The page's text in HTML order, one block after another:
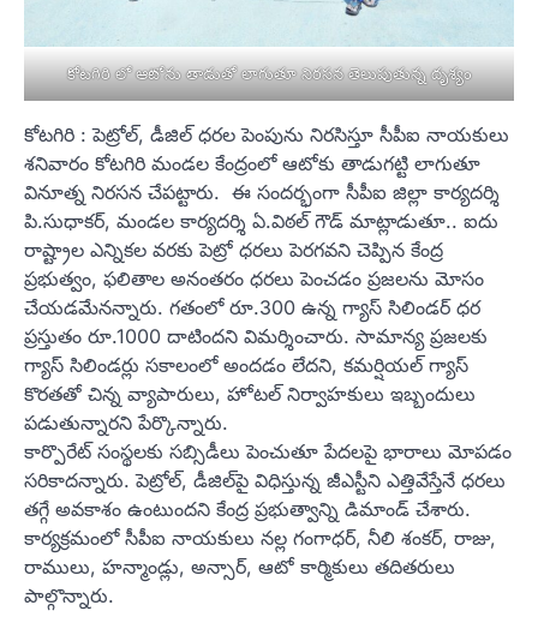
కోటగిరి లో ఆటోను తాడుతో లాగుతూ నిరసన తెలుపుతున్న దృశ్యం
కోటగిరి : పెట్రోల్, డీజిల్ ధరల పెంపును నిరసిస్తూ సీపీఐ నాయకులు
శనివారం కోటగిరి మండల కేంద్రంలో ఆటోకు తాడుగట్టి లాగుతూ
వినూత్న నిరసన చేపట్టారు. ఈ సందర్భంగా సీపీఐ జిల్లా కార్యదర్శి
పి.సుధాకర్, మండల కార్యదర్శి ఏ.విఠల్ గౌడ్ మాట్లాడుతూ.. ఐదు
రాష్ట్రాల ఎన్నికల వరకు పెట్రో ధరలు పెరగవని చెప్పిన కేంద్ర
ప్రభుత్వం, ఫలితాల అనంతరం ధరలు పెంచడం ప్రజలను మోసం
చేయడమేనన్నారు. గతంలో రూ.300 ఉన్న గ్యాస్ సిలిండర్ ధర
ప్రస్తుతం రూ.1000 దాటిందని విమర్శించారు. సామాన్య ప్రజలకు
గ్యాస్ సిలిండర్లు సకాలంలో అందడం లేదని, కమర్షియల్ గ్యాస్
కొరతతో చిన్న వ్యాపారులు, హోటల్ నిర్వాహకులు ఇబ్బందులు
పడుతున్నారని పేర్కొన్నారు.
కార్పొరేట్ సంస్థలకు సబ్సిడీలు పెంచుతూ పేదలపై భారాలు మోపడం
సరికాదన్నారు. పెట్రోల్, డీజిల్‌పై విధిస్తున్న జీఎస్టీని ఎత్తివేస్తేనే ధరలు
తగ్గే అవకాశం ఉంటుందని కేంద్ర ప్రభుత్వాన్ని డిమాండ్ చేశారు.
కార్యక్రమంలో సీపీఐ నాయకులు నల్ల గంగాధర్, నీలి శంకర్, రాజు,
రాములు, హన్మాండ్లు, అన్సార్, ఆటో కార్మికులు తదితరులు
పాల్గొన్నారు.